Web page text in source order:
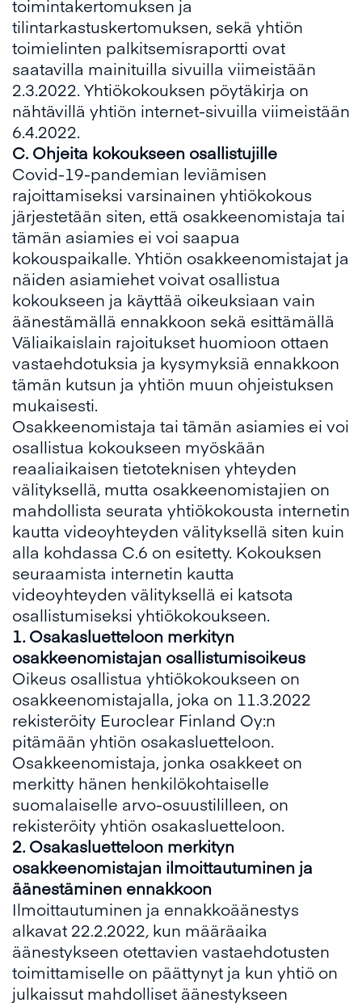
toimintakertomuksen ja
tilintarkastuskertomuksen, sekä yhtiön
toimielinten palkitsemisraportti ovat
saatavilla mainituilla sivuilla viimeistään
2.3.2022. Yhtiökokouksen pöytäkirja on
nähtävillä yhtiön internet-sivuilla viimeistään
6.4.2022.
C. Ohjeita kokoukseen osallistujille
Covid-19-pandemian leviämisen
rajoittamiseksi varsinainen yhtiökokous
järjestetään siten, että osakkeenomistaja tai
tämän asiamies ei voi saapua
kokouspaikalle. Yhtiön osakkeenomistajat ja
näiden asiamiehet voivat osallistua
kokoukseen ja käyttää oikeuksiaan vain
äänestämällä ennakkoon sekä esittämällä
Väliaikaislain rajoitukset huomioon ottaen
vastaehdotuksia ja kysymyksiä ennakkoon
tämän kutsun ja yhtiön muun ohjeistuksen
mukaisesti.
Osakkeenomistaja tai tämän asiamies ei voi
osallistua kokoukseen myöskään
reaaliaikaisen tietoteknisen yhteyden
välityksellä, mutta osakkeenomistajien on
mahdollista seurata yhtiökokousta internetin
kautta videoyhteyden välityksellä siten kuin
alla kohdassa C.6 on esitetty. Kokouksen
seuraamista internetin kautta
videoyhteyden välityksellä ei katsota
osallistumiseksi yhtiökokoukseen.
1.Osakasluetteloon merkityn
osakkeenomistajan osallistumisoikeus
Oikeus osallistua yhtiökokoukseen on
osakkeenomistajalla, joka on 11.3.2022
rekisteröity Euroclear Finland Oy:n
pitämään yhtiön osakasluetteloon.
Osakkeenomistaja, jonka osakkeet on
merkitty hänen henkilökohtaiselle
suomalaiselle arvo-osuustililleen, on
rekisteröity yhtiön osakasluetteloon.
2.Osakasluetteloon merkityn
osakkeenomistajan ilmoittautuminen ja
äänestäminen ennakkoon
Ilmoittautuminen ja ennakkoäänestys
alkavat 22.2.2022, kun määräaika
äänestykseen otettavien vastaehdotusten
toimittamiselle on päättynyt ja kun yhtiö on
julkaissut mahdolliset äänestykseen